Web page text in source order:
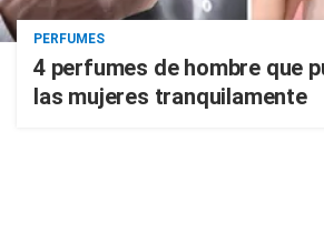
PERFUMES
4 perfumes de hombre que
las mujeres tranquilamente